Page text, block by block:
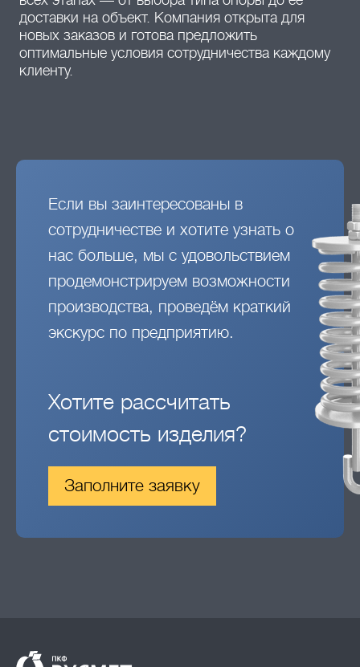
доставки на объект. Компания открыта для
новых заказов и готова предложить
оптимальные условия сотрудничества каждому
клиенту.
Если вы заинтересованы в
сотрудничестве и хотите узнать о
нас больше, мы с удовольствием
продемонстрируем возможности
производства, проведём краткий
экскурс по предприятию.
Хотите рассчитать
стоимость изделия?
Заполните заявку